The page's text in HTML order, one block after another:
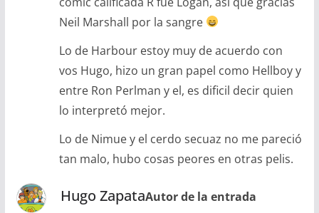
Neil Marshall por la sangre
Lo de Harbour estoy muy de acuerdo con
vos Hugo, hizo un gran papel como Hellboy y
entre Ron Perlman y el, es dificil decir quien
lo interpretó mejor.
Lo de Nimue y el cerdo secuaz no me pareció
tan malo, hubo cosas peores en otras pelis.
Hugo ZapataAutor de la entrada